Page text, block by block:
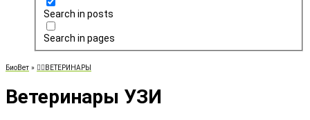
Search in posts
Search in pages
БиоВет » 👨‍⚕️ВЕТЕРИНАРЫ
Ветеринары УЗИ